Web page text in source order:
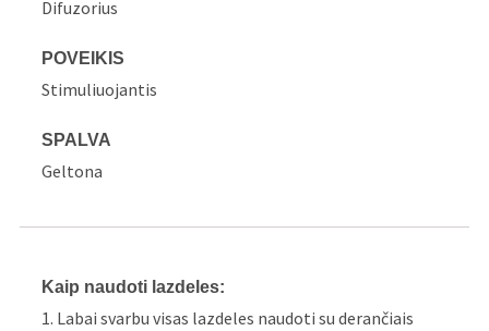
Difuzorius
POVEIKIS
Stimuliuojantis
SPALVA
Geltona
Kaip naudoti lazdeles:
1. Labai svarbu visas lazdeles naudoti su derančiais